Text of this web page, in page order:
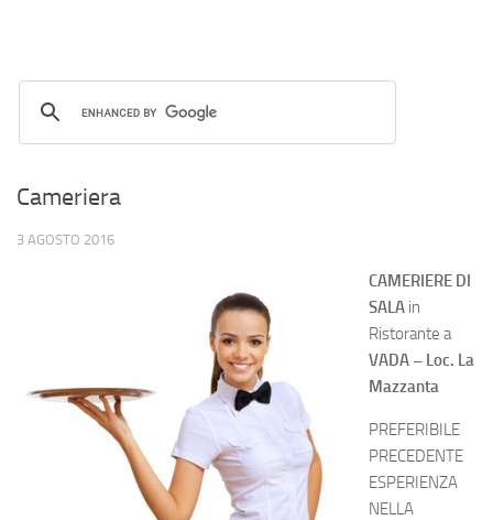
Cameriera
3 AGOSTO 2016
CAMERIERE DI
SALA in
Ristorante a
VADA – Loc. La
Mazzanta
PREFERIBILE
PRECEDENTE
ESPERIENZA
NELLA